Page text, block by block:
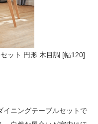
ット 円形 木目調 [幅120]
イニングテーブルセットで